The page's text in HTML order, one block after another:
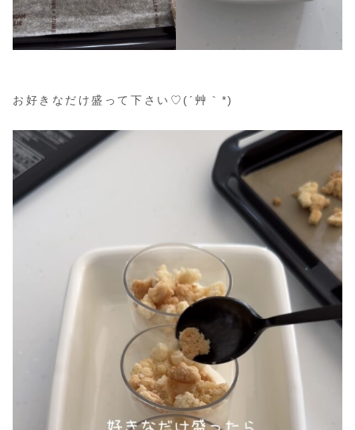
お好きなだけ盛って下さい♡(´艸｀*)